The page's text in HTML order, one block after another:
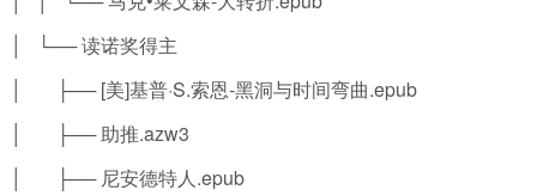
│ └── 读诺奖得主
│ ├── [美]基普·S.索恩-黑洞与时间弯曲.epub
│ ├── 助推.azw3
│ ├── 尼安德特人.epub